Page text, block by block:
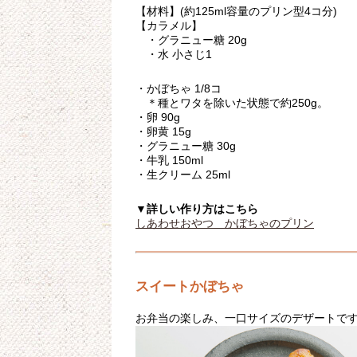
【材料】(約125ml容量のプリン型4コ分)
【カラメル】
・グラニュー糖 20g
・水 小さじ1
・かぼちゃ 1/8コ
＊種とワタを除いた状態で約250g。
・卵 90g
・卵黄 15g
・グラニュー糖 30g
・牛乳 150ml
・生クリーム 25ml
▼詳しい作り方はこちら
しあわせおやつ かぼちゃのプリン
スイートかぼちゃ
お弁当の楽しみ、一口サイズのデザートで